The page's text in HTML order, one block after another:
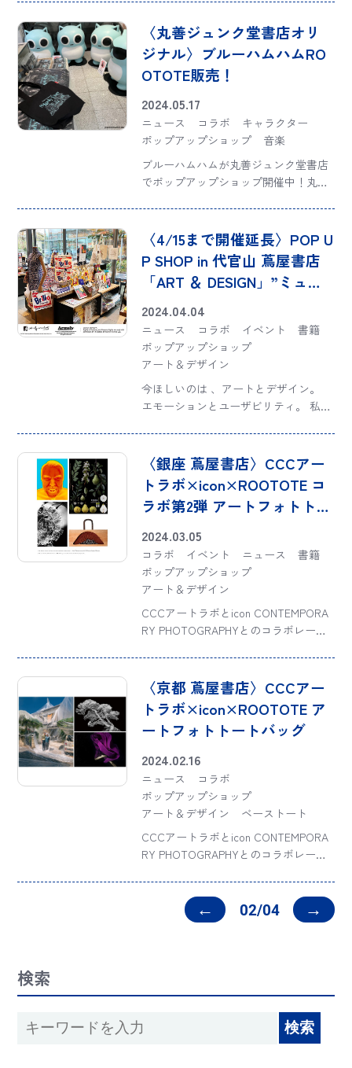
作権表記に誤りがあることが判明いた
しました。お […]
〈丸善ジュンク堂書店オリ
ジナル〉ブルーハムハムRO
OTOTE販売！
2024.05.17
ニュース コラボ
キャラクター
ポップアップショップ
音楽
ブルーハムハムが丸善ジュンク堂書店
でポップアップショップ開催中！丸善
テーマ『Study Day』がデザインされ
た肩掛けしやすい収納力抜群のTA […]
〈4/15まで開催延長〉POP U
P SHOP in 代官山 蔦屋書店
「ART ＆ DESIGN」”ミュー
ジアムトート” by ROOTOTE
2024.04.04
ニュース コラボ イベント
書籍
ポップアップショップ
アート＆デザイン
今ほしいのは 、アートとデザイン。
エモーションとユーザビリティ。 私た
ます。
〈銀座 蔦屋書店〉CCCアー
トラボ×icon×ROOTOTE コ
ラボ第2弾 アートフォトトー
2024.03.05
コラボ イベント ニュース
書籍
ポップアップショップ
アート＆デザイン
CCCアートラボとicon CONTEMPORA
RY PHOTOGRAPHYとのコラボレーシ
売。今回は、塩原真澄、栗棟美里、平
澤賢治、須崎祐次の4名の […]
〈京都 蔦屋書店〉CCCアー
トラボ×icon×ROOTOTE ア
ートフォトトートバッグ
2024.02.16
ニュース
コラボ
ポップアップショップ
アート＆デザイン
ベーストート
CCCアートラボとicon CONTEMPORA
RY PHOTOGRAPHYとのコラボレーシ
売。国内で高い注目を集める3名の写真
家、大和田良、PHOT […]
← 02/04 →
検索